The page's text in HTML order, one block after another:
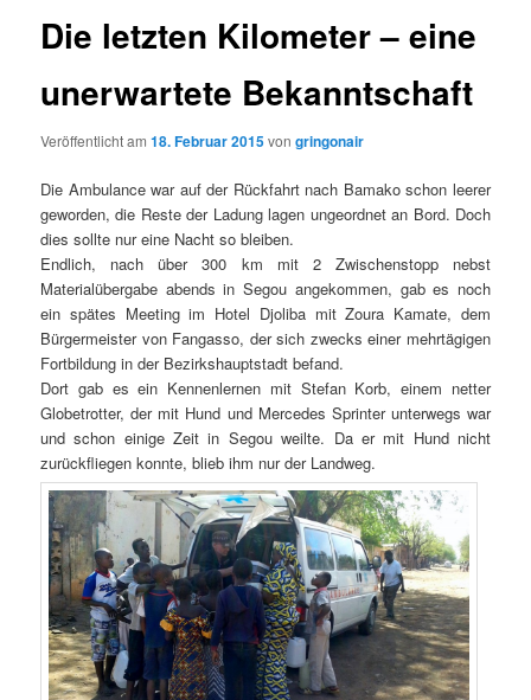
Die letzten Kilometer – eine
unerwartete Bekanntschaft
Veröffentlicht am18. Februar 2015vongringonair
Die Ambulance war auf der Rückfahrt nach Bamako schon leerer
geworden, die Reste der Ladung lagen ungeordnet an Bord. Doch
dies sollte nur eine Nacht so bleiben.
Endlich, nach über 300 km mit 2 Zwischenstopp nebst
Materialübergabe abends in Segou angekommen, gab es noch
ein spätes Meeting im Hotel Djoliba mit Zoura Kamate, dem
Bürgermeister von Fangasso, der sich zwecks einer mehrtägigen
Fortbildung in der Bezirkshauptstadt befand.
Dort gab es ein Kennenlernen mit Stefan Korb, einem netter
Globetrotter, der mit Hund und Mercedes Sprinter unterwegs war
und schon einige Zeit in Segou weilte. Da er mit Hund nicht
zurückfliegen konnte, blieb ihm nur der Landweg.